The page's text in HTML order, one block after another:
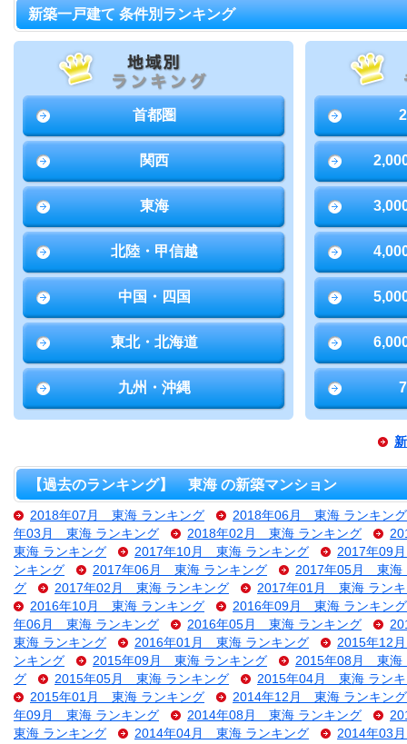
新築一戸建て 条件別ランキング
首都圏
関西
東海
北陸・甲信越
中国・四国
東北・北海道
九州・沖縄
【過去のランキング】 東海 の新築マンション
2018年07月 東海 ランキング
2018年06月 東海 ランキング
年03月 東海 ランキング
2018年02月 東海 ランキング
東海 ランキング
2017年10月 東海 ランキング
2017年09
ンキング
2017年06月 東海 ランキング
2017年05月 東海
グ
2017年02月 東海 ランキング
2017年01月 東海 ランキ
2016年10月 東海 ランキング
2016年09月 東海 ランキング
年06月 東海 ランキング
2016年05月 東海 ランキング
東海 ランキング
2016年01月 東海 ランキング
2015年12
ンキング
2015年09月 東海 ランキング
2015年08月 東海
グ
2015年05月 東海 ランキング
2015年04月 東海 ランキ
2015年01月 東海 ランキング
2014年12月 東海 ランキング
年09月 東海 ランキング
2014年08月 東海 ランキング
東海 ランキング
2014年04月 東海 ランキング
2014年03